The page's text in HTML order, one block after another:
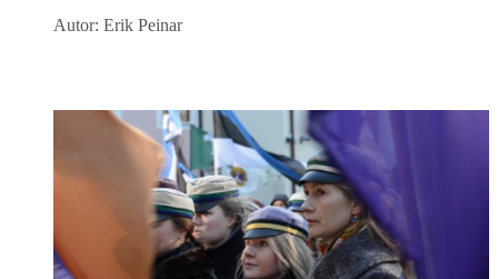
Autor: Erik Peinar